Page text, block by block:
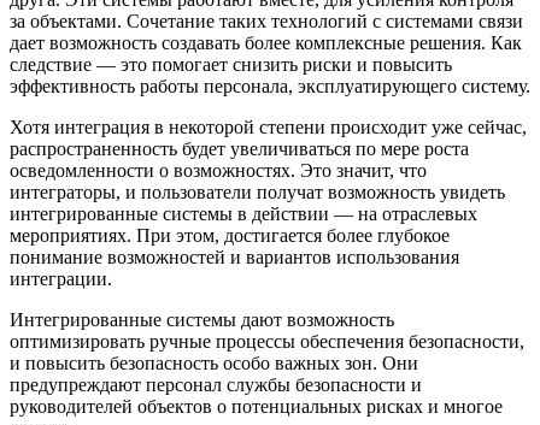
за объектами. Сочетание таких технологий с системами связи
дает возможность создавать более комплексные решения. Как
следствие — это помогает снизить риски и повысить
эффективность работы персонала, эксплуатирующего систему.
Хотя интеграция в некоторой степени происходит уже сейчас,
распространенность будет увеличиваться по мере роста
осведомленности о возможностях. Это значит, что
интеграторы, и пользователи получат возможность увидеть
интегрированные системы в действии — на отраслевых
мероприятиях. При этом, достигается более глубокое
понимание возможностей и вариантов использования
интеграции.
Интегрированные системы дают возможность
оптимизировать ручные процессы обеспечения безопасности,
и повысить безопасность особо важных зон. Они
предупреждают персонал службы безопасности и
руководителей объектов о потенциальных рисках и многое